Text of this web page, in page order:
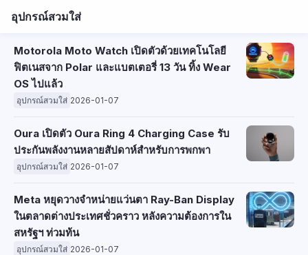
อุปกรณ์สวมใส่
Motorola Moto Watch เปิดตัวด้วยเทคโนโลยี
ฟิตเนสจาก Polar และแบตเตอรี่ 13 วัน ทิ้ง Wear
OS ไปแล้ว
อุปกรณ์สวมใส่ 2026-01-07
Oura เปิดตัว Oura Ring 4 Charging Case รับ
ประกันพลังงานหลายสัปดาห์สำหรับการพกพา
อุปกรณ์สวมใส่ 2026-01-07
Meta หยุดวางจำหน่ายแว่นตา Ray-Ban Display
ในตลาดต่างประเทศชั่วคราว หลังความต้องการใน
สหรัฐฯ ท่วมท้น
อุปกรณ์สวมใส่ 2026-01-07